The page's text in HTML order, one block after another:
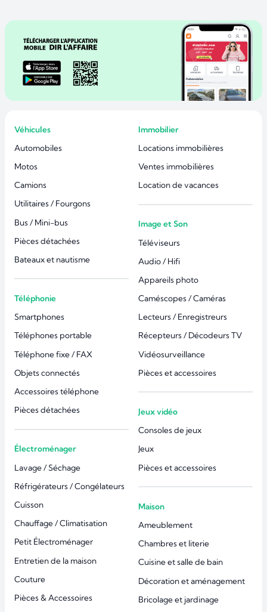
Véhicules
Automobiles
Motos
Camions
Utilitaires / Fourgons
Bus / Mini-bus
Pièces détachées
Bateaux et nautisme
Téléphonie
Smartphones
Téléphones portable
Téléphone fixe / FAX
Objets connectés
Accessoires téléphone
Pièces détachées
Électroménager
Lavage / Séchage
Réfrigérateurs / Congélateurs
Cuisson
Chauffage / Climatisation
Petit Électroménager
Entretien de la maison
Couture
Pièces & Accessoires
Immobilier
Locations immobilières
Ventes immobilières
Location de vacances
Image et Son
Téléviseurs
Audio / Hifi
Appareils photo
Caméscopes / Caméras
Lecteurs / Enregistreurs
Récepteurs / Décodeurs TV
Vidéosurveillance
Pièces et accessoires
Jeux vidéo
Consoles de jeux
Jeux
Pièces et accessoires
Maison
Ameublement
Chambres et literie
Cuisine et salle de bain
Décoration et aménagement
Bricolage et jardinage